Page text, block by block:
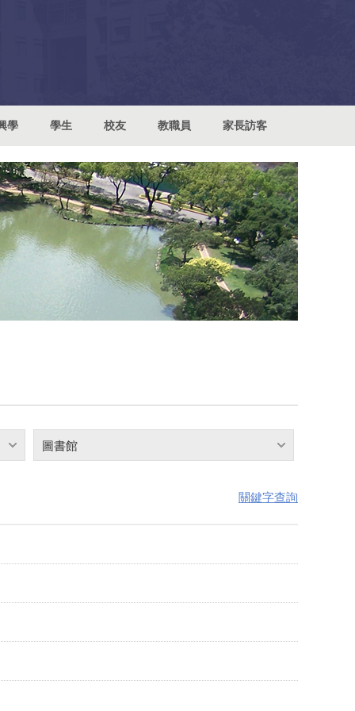
學 學生 校友 教職員 家長訪客
圖書館
關鍵字查詢